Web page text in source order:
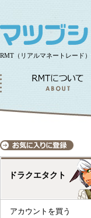
RMT（リアルマネートレード）
ドラクエタクト
アカウントを買う